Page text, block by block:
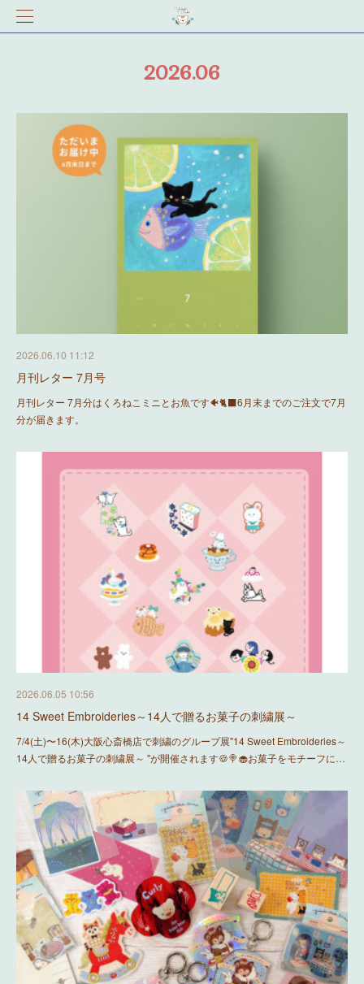
2026.06
2026.06.10 11:12
月刊レター 7月号
月刊レター 7月分はくろねこミニとお魚です🐠🐈‍⬛6月末までのご注文で7月
分が届きます。
2026.06.05 10:56
14 Sweet Embroideries～14人で贈るお菓子の刺繍展～
7/4(土)〜16(木)大阪心斎橋店で刺繍のグループ展"14 Sweet Embroideries～
14人で贈るお菓子の刺繍展～ "が開催されます🍪🍭🧁お菓子をモチーフに…